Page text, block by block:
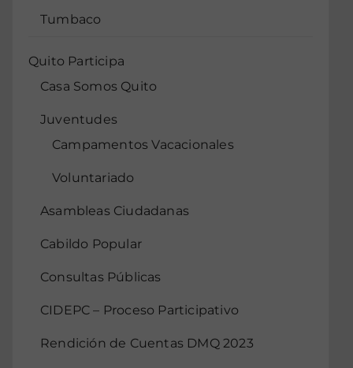
Tumbaco
Quito Participa
Casa Somos Quito
Juventudes
Campamentos Vacacionales
Voluntariado
Asambleas Ciudadanas
Cabildo Popular
Consultas Públicas
CIDEPC – Proceso Participativo
Rendición de Cuentas DMQ 2023